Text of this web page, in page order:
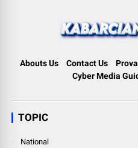
Abouts Us Contact Us
Cyber Media
TOPIC
National